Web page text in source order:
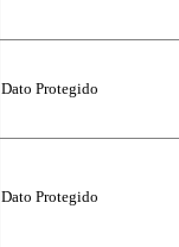
Dato Protegido
Dato Protegido